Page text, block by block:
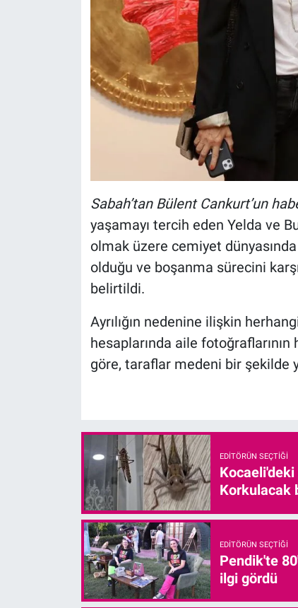
Sabah’tan Bülent Cankurt’un
yaşamayı tercih eden Yelda ve
olmak üzere cemiyet
olduğu ve boşanma sürecini
belirtildi.
Ayrılığın nedenine ilişkin
hesaplarında aile
göre, taraflar medeni bir şekilde
EDITÖRÜN SEÇTIĞI
Kocaeli'deki
Korkulacak
EDITÖRÜN SEÇTIĞI
Pendik'te
ilgi gördü